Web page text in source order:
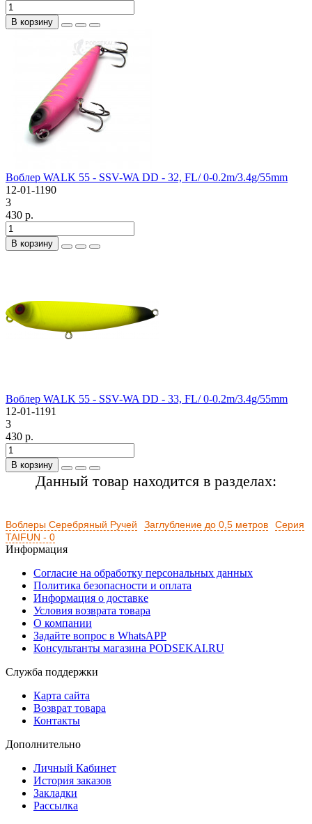
В корзину
Воблер WALK 55 - SSV-WA DD - 32, FL/ 0-0.2m/3.4g/55mm
12-01-1190
3
430 р.
В корзину
Воблер WALK 55 - SSV-WA DD - 33, FL/ 0-0.2m/3.4g/55mm
12-01-1191
3
430 р.
В корзину
Данный товар находится в разделах:
Воблеры Серебряный Ручей Заглубление до 0,5 метров
Серия
TAIFUN - 0
Информация
Согласие на обработку персональных данных
Политика безопасности и оплата
Информация о доставке
Условия возврата товара
О компании
Задайте вопрос в WhatsAPP
Консультанты магазина PODSEKAI.RU
Служба поддержки
Карта сайта
Возврат товара
Контакты
Дополнительно
Личный Кабинет
История заказов
Закладки
Рассылка